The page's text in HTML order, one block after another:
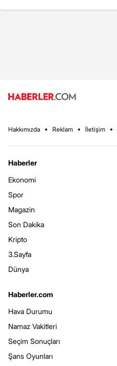
Hakkımızda Reklam İletişim
Haberler
Ekonomi
Spor
Magazin
Son Dakika
Kripto
3.Sayfa
Dünya
Haberler.com
Hava Durumu
Namaz Vakitleri
Seçim Sonuçları
Şans Oyunları